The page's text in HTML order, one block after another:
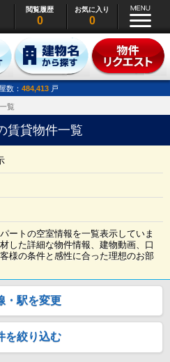
閲覧履歴
0
お気に入り
0
数： 484,413 戸
覧
賃貸物件一覧
ートの空室情報を一覧表示していま
した詳細な物件情報、建物動画、口
様の条件と感性に合った理想のお部
・駅を変更
を絞り込む